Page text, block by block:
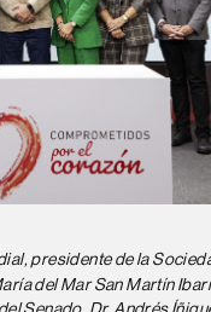
presidente de la
del Mar San Martín
Senado, Dr. Andrés